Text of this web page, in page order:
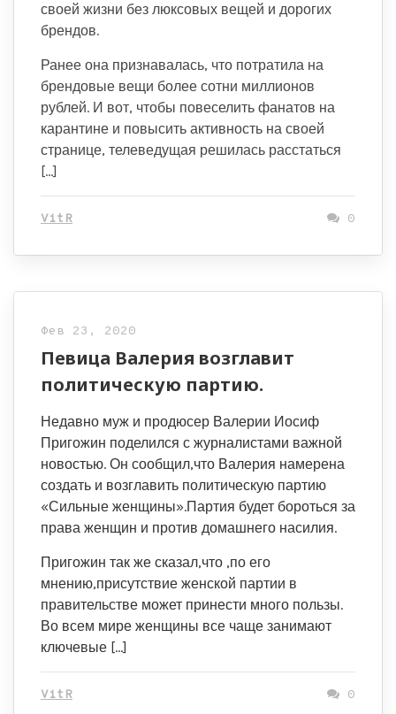
своей жизни без люксовых вещей и дорогих
брендов.
Ранее она признавалась, что потратила на
брендовые вещи более сотни миллионов
рублей. И вот, чтобы повеселить фанатов на
карантине и повысить активность на своей
странице, телеведущая решилась расстаться
[…]
VitR 0
Фев 23, 2020
Певица Валерия возглавит
политическую партию.
Недавно муж и продюсер Валерии Иосиф
Пригожин поделился с журналистами важной
новостью. Он сообщил,что Валерия намерена
создать и возглавить политическую партию
«Сильные женщины».Партия будет бороться за
права женщин и против домашнего насилия.
Пригожин так же сказал,что ,по его
мнению,присутствие женской партии в
правительстве может принести много пользы.
Во всем мире женщины все чаще занимают
ключевые […]
VitR 0